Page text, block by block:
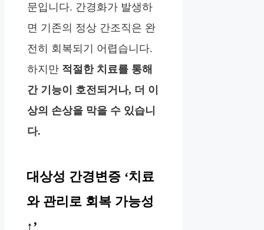
문입니다. 간경화가 발생하
면 기존의 정상 간조직은 완
전히 회복되기 어렵습니다.
하지만 적절한 치료를 통해
간 기능이 호전되거나, 더 이
상의 손상을 막을 수 있습니
다.
대상성 간경변증 ‘치료
와 관리로 회복 가능성
↑’